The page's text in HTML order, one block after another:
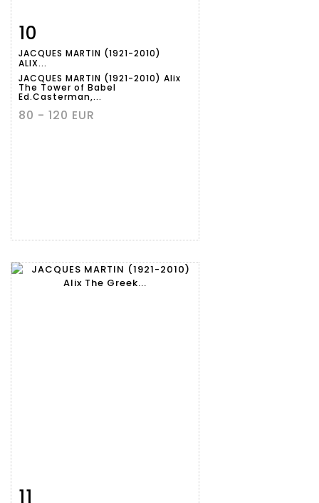
Item detail
10
JACQUES MARTIN (1921-2010)
ALIX...
JACQUES MARTIN (1921-2010) Alix
The Tower of Babel
Ed.Casterman,...
80 - 120 EUR
11